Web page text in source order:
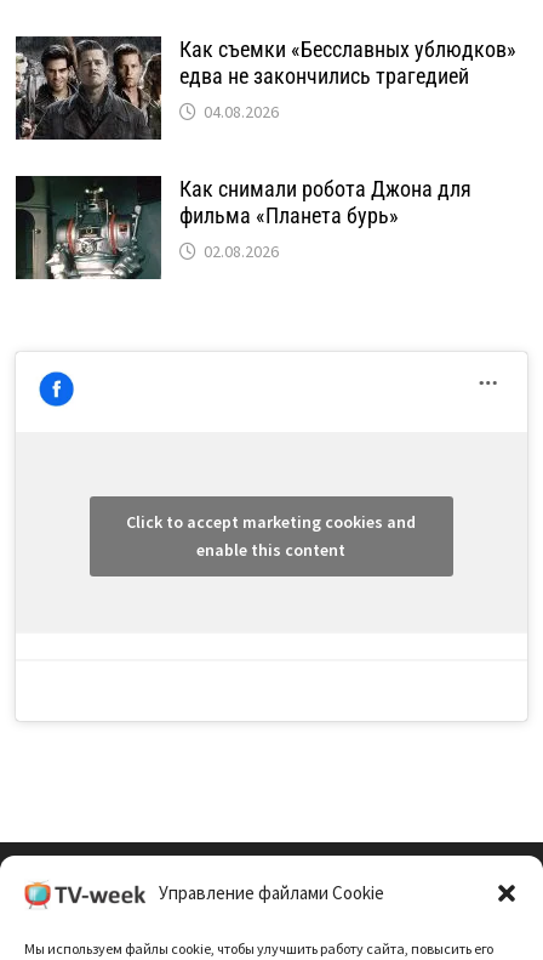
Управление файлами Cookie
Мы используем файлы cookie, чтобы улучшить работу сайта, повысить его
Как съемки «Бесславных ублюдков»
едва не закончились трагедией
04.08.2026
Как снимали робота Джона для
фильма «Планета бурь»
02.08.2026
Click to accept marketing cookies and
enable this content